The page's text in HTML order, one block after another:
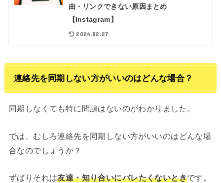
由・リンクできない原因まとめ
【Instagram】
2024.02.27
連絡先を同期しない方がいいのはどんな場合？
同期しなくても特に問題はないのがわかりました。
では、むしろ連絡先を同期しない方がいいのはどんな場
合なのでしょうか？
ずばりそれは友達・知り合いにバレたくないときです。